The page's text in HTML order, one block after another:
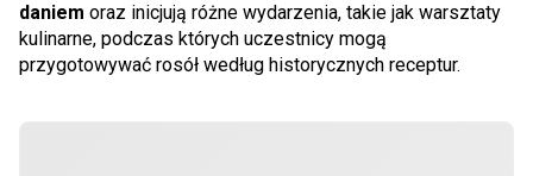
daniem oraz inicjują różne wydarzenia, takie jak warsztaty
kulinarne, podczas których uczestnicy mogą
przygotowywać rosół według historycznych receptur.